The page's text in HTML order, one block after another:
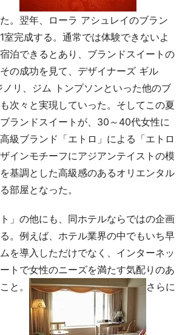
。翌年、ローラ アシュレイのブラン
室完成する。通常では体験できないよ
泊できるとあり、ブランドスイートの
の成功を見て、デザイナーズ ギル
ノリ、ジム トンプソンといった他のブ
次々と実現していった。そしてこの夏
ランドスイートが、30～40代女性に
級ブランド「エトロ」による「エトロ
インモチーフにアジアンテイストの模
基調とした高級感のあるオリエンタル
部屋となった。
ト」の他にも、同ホテルならではの企画
。例えば、ホテル業界の中でもいち早
を導入しただけでなく、インターネッ
トで女性のニーズを満たす気配りのあ
と。
さらに